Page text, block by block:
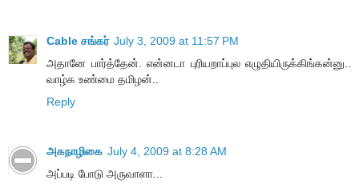
Cable சங்கர் July 3, 2009 at 11:57 PM
அதானே பார்த்தேன். என்னடா புரியறாப்புல எழுதியிருக்கிங்கன்னு..
வாழ்க உண்மை தமிழன்..
Reply
அகநாழிகை July 4, 2009 at 8:28 AM
அப்படி போடு அருவாளா...